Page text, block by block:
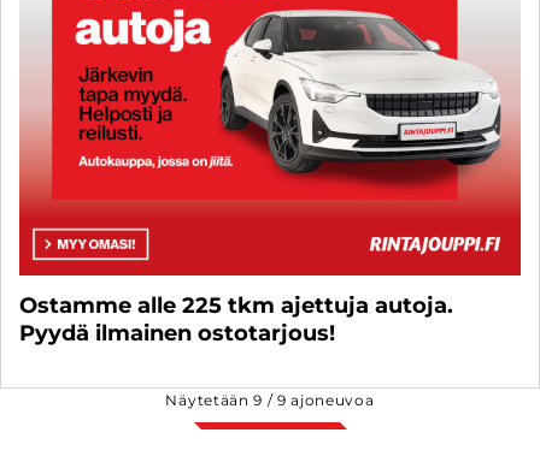
Ostamme alle 225 tkm ajettuja autoja.
Pyydä ilmainen ostotarjous!
Näytetään9 /9 ajoneuvoa